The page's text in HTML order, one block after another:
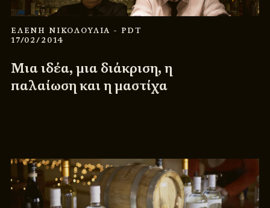
ΕΛΕΝΗ ΝΙΚΟΛΟΥΛΙΑ - PDT
17/02/2014
Μια ιδέα, μια διάκριση, η
παλαίωση και η μαστίχα